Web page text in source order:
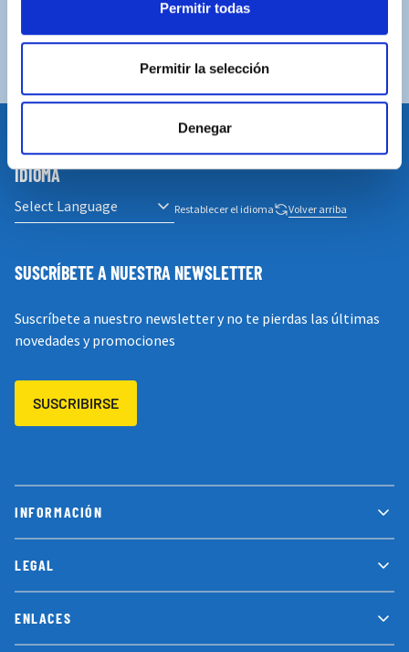
Permitir todas
Permitir la selección
Denegar
COMPRAS SEGURAS
Plataforma de pago segura a través de tarjeta o
INFORMACIÓN
LEGAL
ENLACES
IDIOMA
Restablecer el idioma Volver arriba
SUSCRÍBETE A NUESTRA NEWSLETTER
Suscríbete a nuestro newsletter y no te pierdas las últimas
novedades y promociones
SUSCRIBIRSE